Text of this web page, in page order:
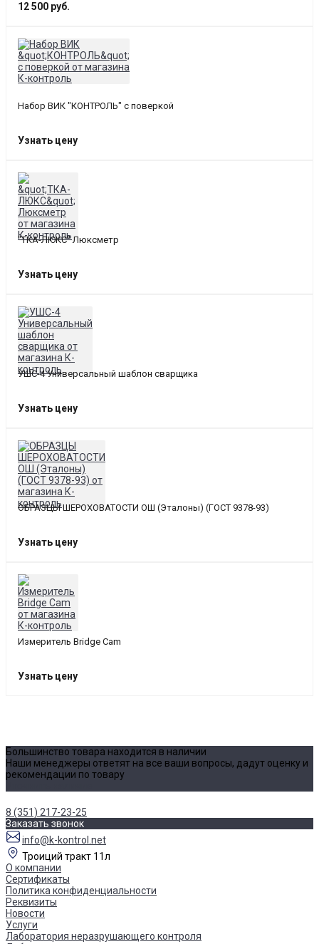
12 500 руб.
Набор ВИК "КОНТРОЛЬ" с поверкой
Узнать цену
"ТКА-ЛЮКС" Люксметр
Узнать цену
УШС-4 Универсальный шаблон сварщика
Узнать цену
ОБРАЗЦЫ ШЕРОХОВАТОСТИ ОШ (Эталоны) (ГОСТ 9378-93)
Узнать цену
Измеритель Bridge Cam
Узнать цену
Большинство товара находится в наличии
Наши менеджеры ответят на все ваши вопросы, дадут оценку и
рекомендации по товару
8 (351) 217-23-25
Заказать звонок
info@k-kontrol.net
Троиций тракт 11л
О компании
Сертификаты
Политика конфиденциальности
Реквизиты
Новости
Услуги
Лаборатория неразрушающего контроля